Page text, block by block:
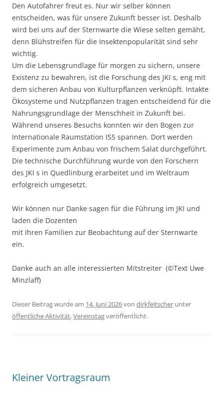
Den Autofahrer freut es. Nur wir selber können
entscheiden, was für unsere Zukunft besser ist. Deshalb
wird bei uns auf der Sternwarte die Wiese selten gemäht,
denn Blühstreifen für die Insektenpopularität sind sehr
wichtig.
Um die Lebensgrundlage für morgen zu sichern, unsere
Existenz zu bewahren, ist die Forschung des JKI s, eng mit
dem sicheren Anbau von Kulturpflanzen verknüpft. Intakte
Ökosysteme und Nutzpflanzen tragen entscheidend für die
Nahrungsgrundlage der Menschheit in Zukunft bei.
Während unseres Besuchs konnten wir den Bogen zur
Internationale Raumstation ISS spannen. Dort werden
Experimente zum Anbau von frischem Salat durchgeführt.
Die technische Durchführung wurde von den Forschern
des JKI s in Quedlinburg erarbeitet und im Weltraum
erfolgreich umgesetzt.
Wir können nur Danke sagen für die Führung im JKI und
laden die Dozenten
mit Ihren Familien zur Beobachtung auf der Sternwarte
ein.
Danke auch an alle interessierten Mitstreiter (©Text Uwe
Minzlaff)
Dieser Beitrag wurde am 14. Juni 2026von dirkfeitscher unter
öffentliche Aktivität,Vereinstagveröffentlicht.
Kleiner Vortragsraum